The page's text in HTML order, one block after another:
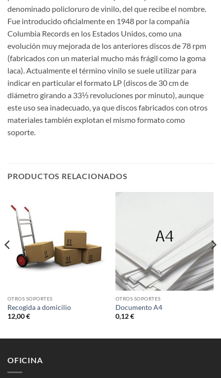
denominado policloruro de vinilo, del que recibe el nombre.
Fue introducido oficialmente en 1948 por la compañía
Columbia Records en los Estados Unidos, como una
evolución muy mejorada de los anteriores discos de 78 rpm
(fabricados con un material mucho más frágil como la goma
laca). Actualmente el término vinilo se suele utilizar para
indicar en particular el formato LP (discos de 30 cm de
diámetro girando a 33⅓ revoluciones por minuto), aunque
este uso sea inadecuado, ya que discos fabricados con otros
materiales también explotan el mismo formato como
soporte.
PRODUCTOS RELACIONADOS
OTROS SOPORTES
Recogida a domicilio
12,00€
OTROS SOPORTES
Documento A4
0,12€
OFICINA